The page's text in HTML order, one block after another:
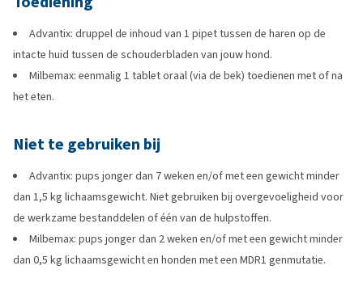
Advantix: druppel de inhoud van 1 pipet tussen de haren op de
intacte huid tussen de schouderbladen van jouw hond.
Milbemax: eenmalig 1 tablet oraal (via de bek) toedienen met of na
het eten.
Niet te gebruiken bij
Advantix: pups jonger dan 7 weken en/of met een gewicht minder
dan 1,5 kg lichaamsgewicht. Niet gebruiken bij overgevoeligheid voor
de werkzame bestanddelen of één van de hulpstoffen.
Milbemax: pups jonger dan 2 weken en/of met een gewicht minder
dan 0,5 kg lichaamsgewicht en honden met een MDR1 genmutatie.